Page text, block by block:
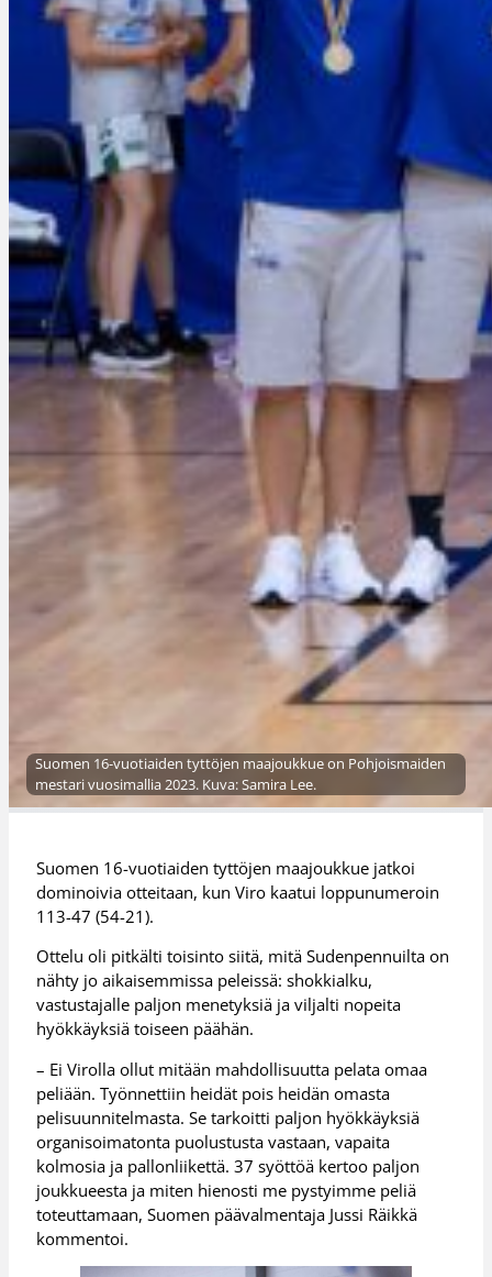
Suomen 16-vuotiaiden tyttöjen maajoukkue on Pohjoismaiden
mestari vuosimallia 2023. Kuva: Samira Lee.
Suomen 16-vuotiaiden tyttöjen maajoukkue jatkoi
dominoivia otteitaan, kun Viro kaatui loppunumeroin
113-47 (54-21).
Ottelu oli pitkälti toisinto siitä, mitä Sudenpennuilta on
nähty jo aikaisemmissa peleissä: shokkialku,
vastustajalle paljon menetyksiä ja viljalti nopeita
hyökkäyksiä toiseen päähän.
– Ei Virolla ollut mitään mahdollisuutta pelata omaa
peliään. Työnnettiin heidät pois heidän omasta
pelisuunnitelmasta. Se tarkoitti paljon hyökkäyksiä
organisoimatonta puolustusta vastaan, vapaita
kolmosia ja pallonliikettä. 37 syöttöä kertoo paljon
joukkueesta ja miten hienosti me pystyimme peliä
toteuttamaan, Suomen päävalmentaja Jussi Räikkä
kommentoi.